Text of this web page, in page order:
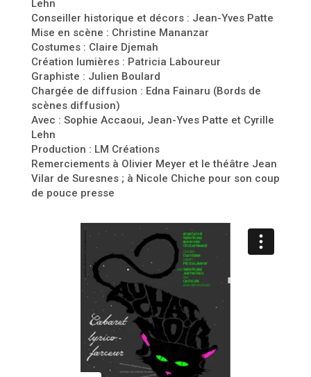
Lehn
Conseiller historique et décors : Jean-Yves Patte
Mise en scène : Christine Mananzar
Costumes : Claire Djemah
Création lumières : Patricia Laboureur
Graphiste : Julien Boulard
Chargée de diffusion : Edna Fainaru (Bords de
scènes diffusion)
Avec : Sophie Accaoui, Jean-Yves Patte et Cyrille
Lehn
Production : LM Créations
Remerciements à Olivier Meyer et le théâtre Jean
Vilar de Suresnes ; à Nicole Chiche pour son coup
de pouce presse